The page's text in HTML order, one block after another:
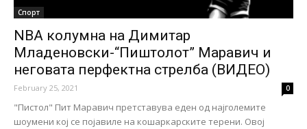
Спорт
NBA колумна на Димитар
Младеновски-“Пиштолот” Маравич и
неговата перфектна стрелба (ВИДЕО)
February 25, 2021 0
"Пистол" Пит Маравич претставува еден од најголемите
шоумени кој се појавиле на кошаркарските терени. Овој